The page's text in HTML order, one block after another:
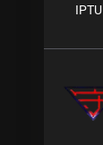
IPTU